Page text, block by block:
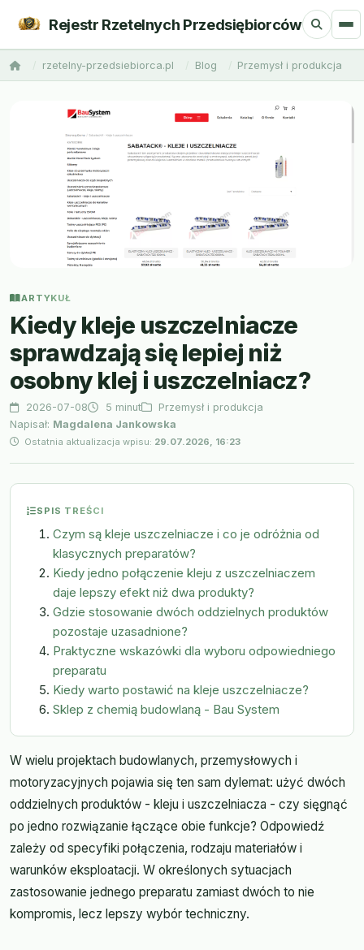
Rejestr Rzetelnych Przedsiębiorców
rzetelny-przedsiebiorca.pl Blog Przemysł i produkcja
ARTYKUŁ
Kiedy kleje uszczelniacze
sprawdzają się lepiej niż
osobny klej i uszczelniacz?
2026-07-08 5 minut
Przemysł i produkcja
Napisał: Magdalena Jankowska
Ostatnia aktualizacja wpisu: 29.07.2026, 16:23
SPIS TREŚCI
Czym są kleje uszczelniacze i co je odróżnia od
klasycznych preparatów?
Kiedy jedno połączenie kleju z uszczelniaczem
daje lepszy efekt niż dwa produkty?
Gdzie stosowanie dwóch oddzielnych produktów
pozostaje uzasadnione?
Praktyczne wskazówki dla wyboru odpowiedniego
preparatu
Kiedy warto postawić na kleje uszczelniacze?
Sklep z chemią budowlaną - Bau System
W wielu projektach budowlanych, przemysłowych i
motoryzacyjnych pojawia się ten sam dylemat: użyć dwóch
oddzielnych produktów - kleju i uszczelniacza - czy sięgnąć
po jedno rozwiązanie łączące obie funkcje? Odpowiedź
zależy od specyfiki połączenia, rodzaju materiałów i
warunków eksploatacji. W określonych sytuacjach
zastosowanie jednego preparatu zamiast dwóch to nie
kompromis, lecz lepszy wybór techniczny.